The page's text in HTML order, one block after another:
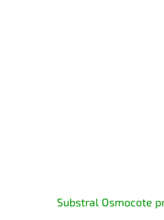
Substral Osmocote